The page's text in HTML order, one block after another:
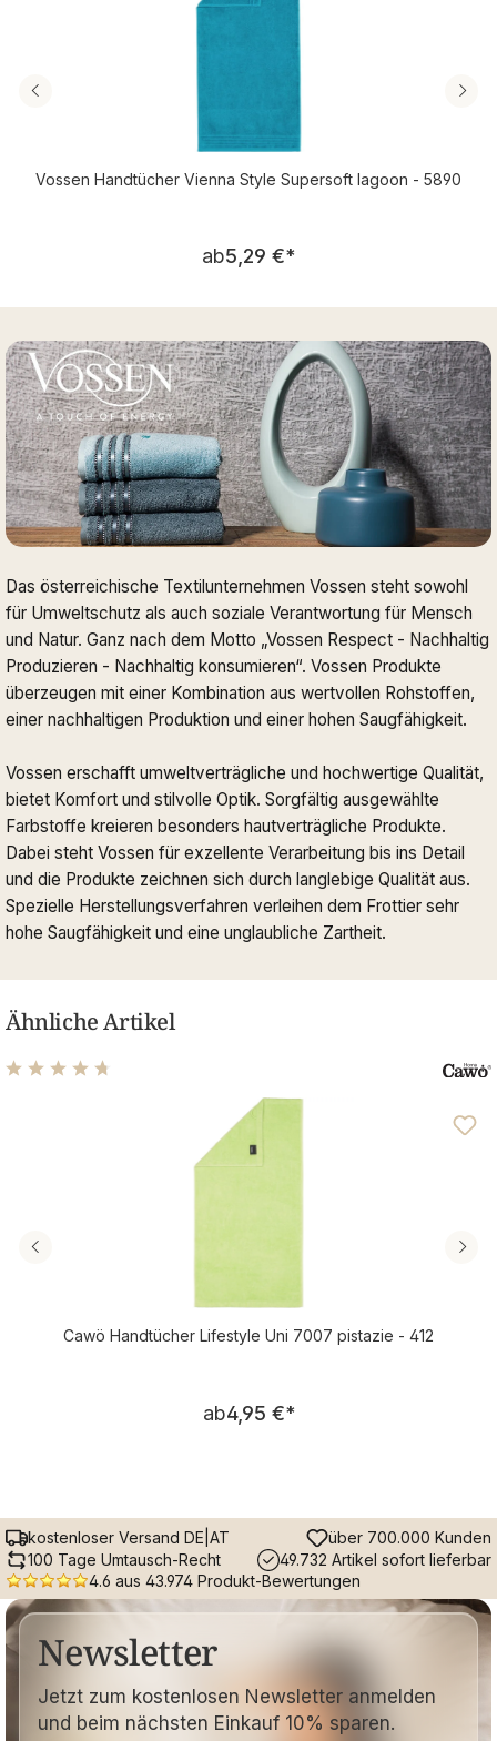
Vossen Handtücher Vienna Style Supersoft lagoon - 5890
Regulärer Preis:
ab5,29 €*
Das österreichische Textilunternehmen Vossen steht sowohl
für Umweltschutz als auch soziale Verantwortung für Mensch
und Natur. Ganz nach dem Motto „Vossen Respect - Nachhaltig
Produzieren - Nachhaltig konsumieren“. Vossen Produkte
überzeugen mit einer Kombination aus wertvollen Rohstoffen,
einer nachhaltigen Produktion und einer hohen Saugfähigkeit.
Vossen erschafft umweltverträgliche und hochwertige Qualität,
bietet Komfort und stilvolle Optik. Sorgfältig ausgewählte
Farbstoffe kreieren besonders hautverträgliche Produkte.
Dabei steht Vossen für exzellente Verarbeitung bis ins Detail
und die Produkte zeichnen sich durch langlebige Qualität aus.
Spezielle Herstellungsverfahren verleihen dem Frottier sehr
hohe Saugfähigkeit und eine unglaubliche Zartheit.
Ähnliche Artikel
Durchschnittliche Bewertung von 4.69 von 5 Sternen
Cawö Handtücher Lifestyle Uni 7007 pistazie - 412
Regulärer Preis:
ab4,95 €*
kostenloser Versand DE|AT
über 700.000 Kunden
100 Tage Umtausch-Recht
49.732 Artikel sofort lieferbar
4.6 aus 43.974 Produkt-Bewertungen
Newsletter
Jetzt zum kostenlosen Newsletter anmelden
und beim nächsten Einkauf 10% sparen.